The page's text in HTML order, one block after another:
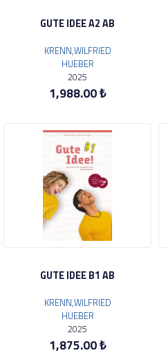
GUTE IDEE A2 AB
KRENN,WILFRIED
HUEBER
2025
1,988.00 ₺
GUTE IDEE B1 AB
KRENN,WILFRIED
HUEBER
2025
1,875.00 ₺